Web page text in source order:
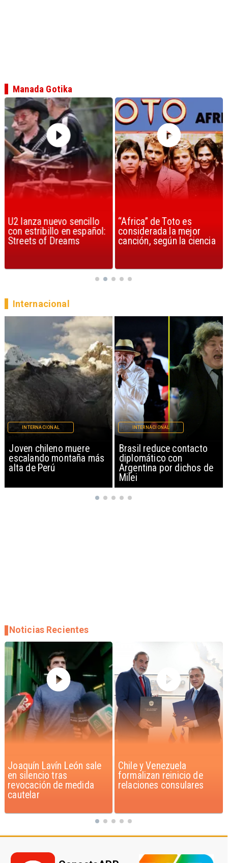
U2 lanza nuevo sencillo
con estribillo en español:
Streets of Dreams
“Africa” de Toto es
considerada la mejor
canción, según la ciencia
Manada Gotika
Brasil reduce contacto
diplomático con
Argentina por dichos de
INTERNACIONAL
China restringe
exportación de drones a
EEUU y sanciona
empresas
INTERNACIONAL
Internacional
Chile y Venezuela
formalizan reinicio de
relaciones consulares
Feriantes rechazan
dichos de Camila Flores
sobre Fabiola Campillai
Noticias Recientes